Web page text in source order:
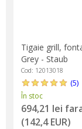
Tigaie grill,
Grey - Staub
Cod: 12013018
(5)
În stoc
694,21 lei
(142,4 EUR)